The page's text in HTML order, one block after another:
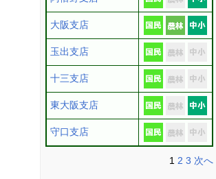
大阪支店
玉出支店
十三支店
東大阪支店
守口支店
1 2 3 次へ